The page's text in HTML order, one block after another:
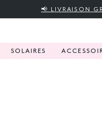
📢 LIVRAISON
SOLAIRES